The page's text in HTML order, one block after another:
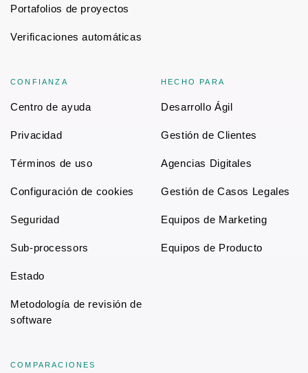
Portafolios de proyectos
Verificaciones automáticas
CONFIANZA
Centro de ayuda
Privacidad
Términos de uso
Configuración de cookies
Seguridad
Sub-processors
Estado
Metodología de revisión de
software
HECHO PARA
Desarrollo Ágil
Gestión de Clientes
Agencias Digitales
Gestión de Casos Legales
Equipos de Marketing
Equipos de Producto
COMPARACIONES